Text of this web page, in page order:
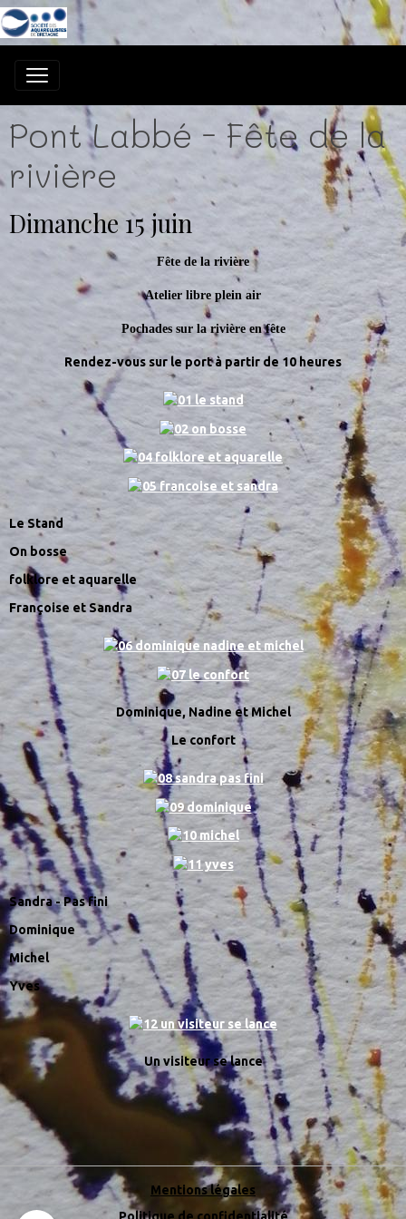
Pont Labbé - Fête de la
rivière
Dimanche 15 juin
Fête de la rivière
Atelier libre plein air
Pochades sur la rivière en fête
Rendez-vous sur le port à partir de 10 heures
Le Stand
On bosse
folklore et aquarelle
Françoise et Sandra
Dominique, Nadine et Michel
Le confort
Sandra - Pas fini
Dominique
Michel
Yves
Un visiteur se lance
Mentions légales